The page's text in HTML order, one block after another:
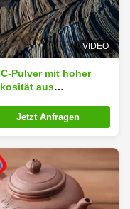
VIDEO
Pulver mit hoher
aus
Jetzt Anfragen